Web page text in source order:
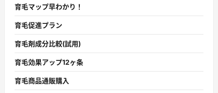
育毛マップ早わかり！
育毛促進プラン
育毛剤成分比較(試用)
育毛効果アップ12ヶ条
育毛商品通販購入